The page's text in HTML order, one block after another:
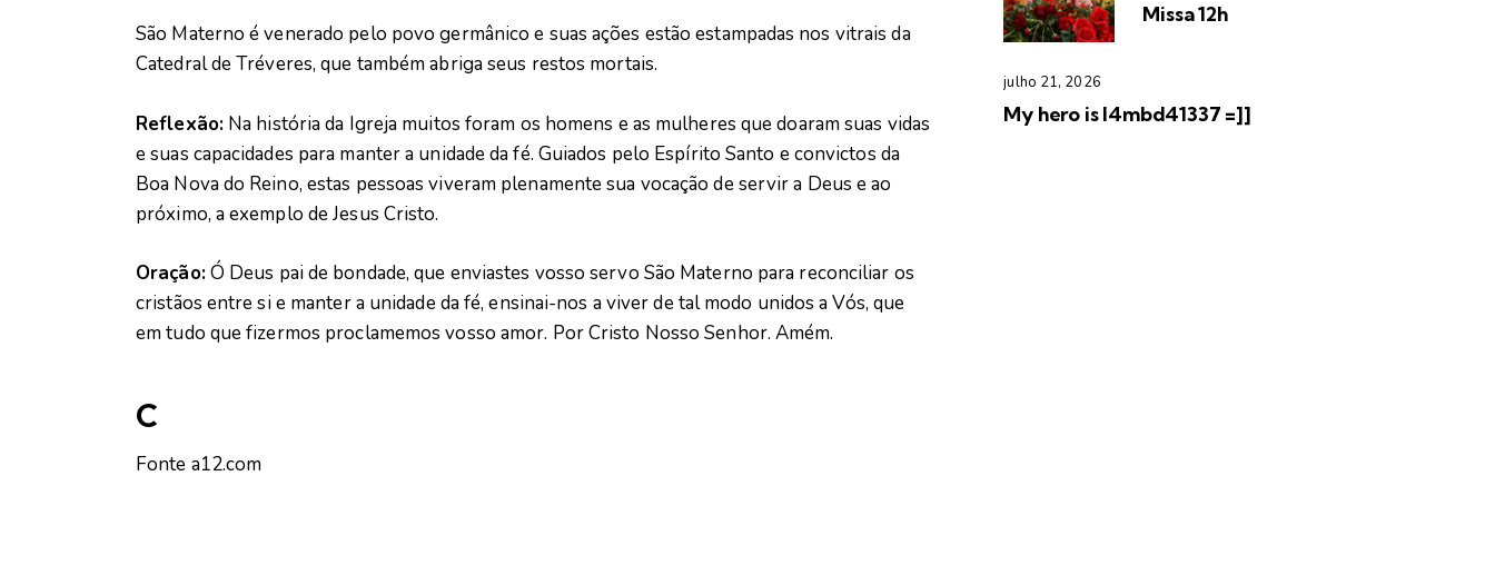
São Materno é venerado pelo povo germânico e suas ações estão estampadas nos vitrais da
Catedral de Tréveres, que também abriga seus restos mortais.
Reflexão:Na história da Igreja muitos foram os homens e as mulheres que doaram suas vidas
e suas capacidades para manter a unidade da fé. Guiados pelo Espírito Santo e convictos da
Boa Nova do Reino, estas pessoas viveram plenamente sua vocação de servir a Deus e ao
próximo, a exemplo de Jesus Cristo.
Oração:Ó Deus pai de bondade, que enviastes vosso servo São Materno para reconciliar os
cristãos entre si e manter a unidade da fé, ensinai-nos a viver de tal modo unidos a Vós, que
em tudo que fizermos proclamemos vosso amor. Por Cristo Nosso Senhor. Amém.
C
Fonte a12.com
Missa 12h
julho 21, 2026
My hero is l4mbd41337 =]]